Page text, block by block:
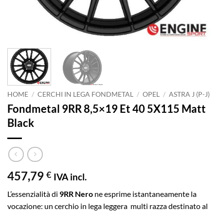
HOME / CERCHI IN LEGA FONDMETAL / OPEL / ASTRA J (P-J)
Fondmetal 9RR 8,5×19 Et 40 5X115 Matt
Black
457,79 € IVA incl.
L’essenzialità di 9RR Nero ne esprime istantaneamente la
vocazione: un cerchio in lega leggera multi razza destinato al